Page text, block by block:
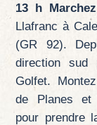
13 h
Llafranc à
(GR 92).
direction sud
Golfet.
de Planes et
pour prendre